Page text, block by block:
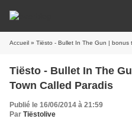
Accueil » Tiësto - Bullet In The Gun | bonus
Tiësto - Bullet In The
Town Called Paradis
Publié le 16/06/2014 à 21:59
Par Tiëstolive